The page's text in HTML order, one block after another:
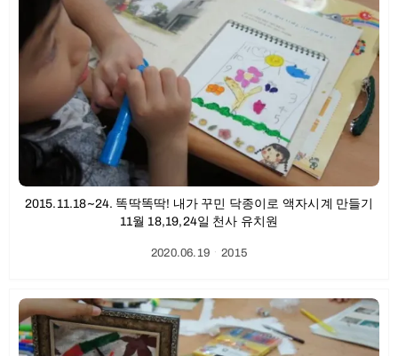
2015.11.18~24. 똑딱똑딱! 내가 꾸민 닥종이로 액자시계 만들기
11월 18,19,24일 천사 유치원
2020.06.19ㆍ2015